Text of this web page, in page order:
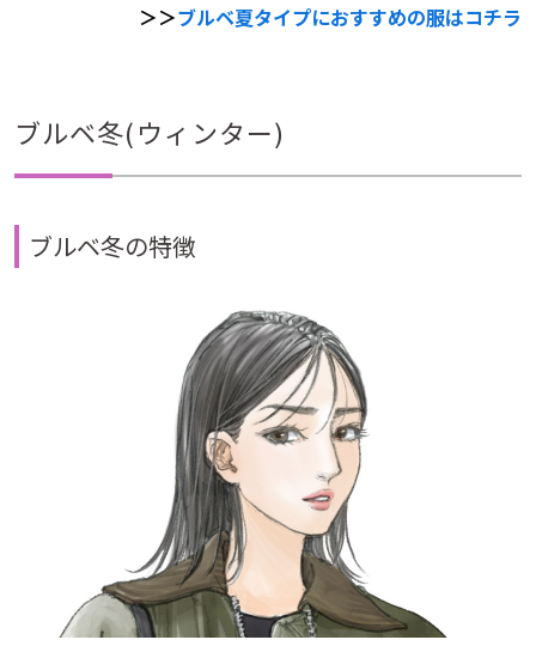
＞＞ブルベ夏タイプにおすすめの服はコチラ
ブルベ冬(ウィンター)
ブルベ冬の特徴